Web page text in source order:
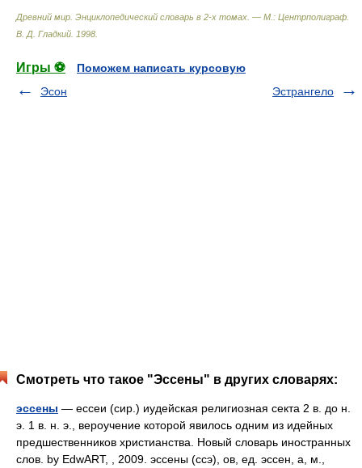
Древний мир. Энциклопедический словарь в 2-х томах. — М.: Центрполиграф
В. Д. Гладкий 1998
Игры ⚽
Поможем написать курсовую
Эсон
Эстрангело
Смотреть что такое "Эссены" в других словарях:
эссены — ессеи (сир.) иудейская религиозная секта 2 в. до н.
э. 1 в. н. э., вероучение которой явилось одним из идейных
предшественников христианства. Новый словарь иностранных
слов. by EdwART, , 2009. эссены (ссэ), ов, ед. эссен, а, м.,